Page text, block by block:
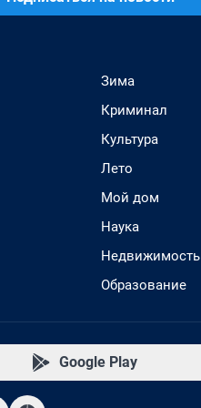
Зима
Криминал
Культура
Лето
Мой дом
Наука
Недвижимость
Образование
Google Play